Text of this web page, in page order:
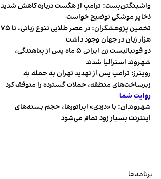
واشینگتن‌پست: ترامپ از هگست درباره کاهش شدید
ذخایر موشکی توضیح خواست
تخمین پژوهشگران: در عصر طلایی تنوع زبانی، تا ۷۵
هزار زبان در جهان وجود داشت
دو فوتبالیست زن ایرانی ۵ ماه پس از پناهندگی،
شهروند استرالیا شدند
رویترز: ترامپ پس از تهدید تهران به حمله به
زیرساخت‌های منطقه، حملات گسترده را متوقف کرد
روایت شما
شهروندان:‌ با «دزدی» اپراتورها، حجم بسته‌های
اینترنت بسیار زود تمام می‌شود
برنامه‌ها